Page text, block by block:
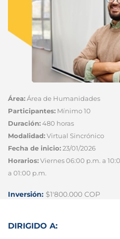
Área:Área de Humanidades
Participantes: Mínimo 10
Duración:480 horas
Modalidad:Virtual Sincrónico
Fecha de inicio:23/01/2026
Horarios:Viernes 06:00 p.m. a
a 01:00 p.m.
Inversión: $1'800.000 COP
DIRIGIDO A: